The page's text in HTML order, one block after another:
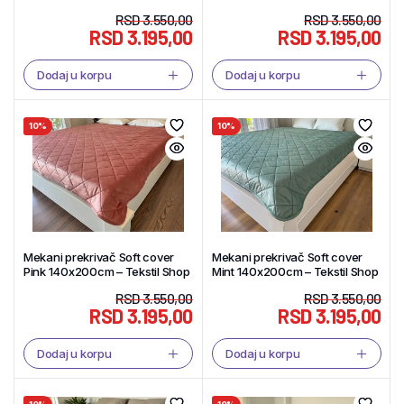
RSD3.550,00
RSD3.195,00
Dodaj u korpu
RSD3.550,00
RSD3.195,00
Dodaj u korpu
10%
Mekani prekrivač Soft cover
Pink 140x200cm – Tekstil Shop
RSD3.550,00
RSD3.195,00
Dodaj u korpu
10%
Mekani prekrivač Soft cover
Mint 140x200cm – Tekstil Shop
RSD3.550,00
RSD3.195,00
Dodaj u korpu